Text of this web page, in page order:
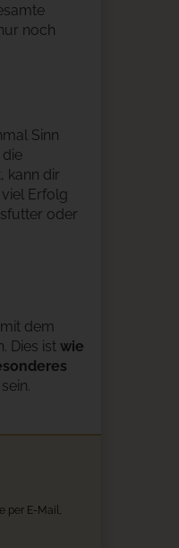
noch
Sinn
die
kann dir
Erfolg
oder
dem
Dies ist wie
per E-Mail,